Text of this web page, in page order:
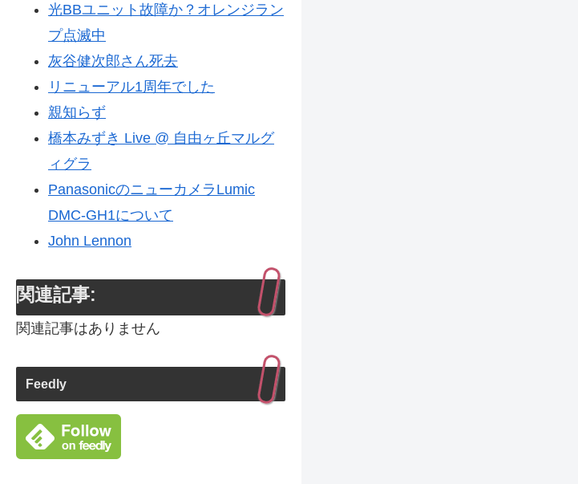
光BBユニット故障か？オレンジラン
プ点滅中
灰谷健次郎さん死去
リニューアル1周年でした
親知らず
橋本みずき Live @ 自由ヶ丘マルグ
ィグラ
PanasonicのニューカメラLumic
DMC-GH1について
John Lennon
関連記事:
関連記事はありません
Feedly